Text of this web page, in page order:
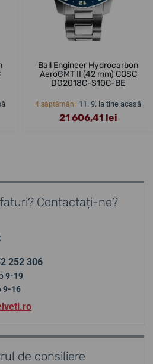
Ball Engineer Hydrocarbon
AeroGMT II (42 mm) COSC
DG2018C-S10C-BE
4 săptămâni 11. 9. la tine acasă
21 606,41 lei
Contactați-ne?
252 306
9-19
9-16
de consiliere